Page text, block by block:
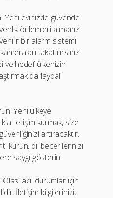
Yeni evinizde güvende
önlemleri almanız
bir alarm sistemi
takabilirsiniz.
ve hedef ülkenizin
da faydalı
Yeni ülkeye
iletişim kurmak, size
artıracaktır.
kurun, dil becerilerinizi
saygı gösterin.
Olası acil durumlar için
İletişim bilgilerinizi,